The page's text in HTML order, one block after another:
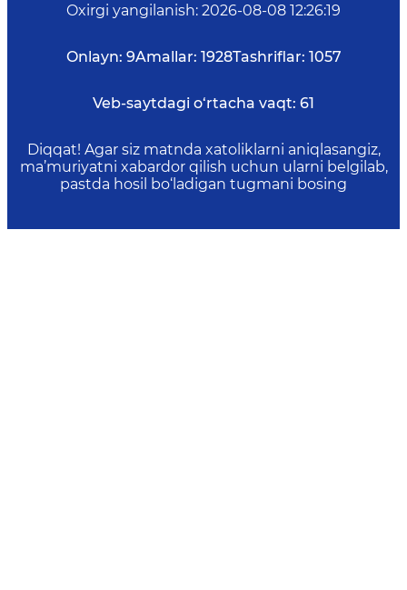
Oxirgi yangilanish: 2026-08-08 12:26:19
Onlayn: 9Amallar: 1928Tashriflar: 1057
Veb-saytdagi o‘rtacha vaqt: 61
Diqqat! Agar siz matnda xatoliklarni aniqlasangiz,
ma’muriyatni xabardor qilish uchun ularni belgilab,
pastda hosil bo‘ladigan tugmani bosing